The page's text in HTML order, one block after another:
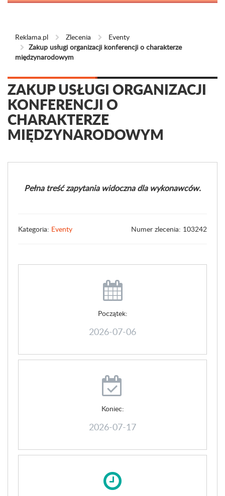
Reklama.pl Zlecenia
Eventy
Zakup usługi organizacji konferencji o charakterze
międzynarodowym
ZAKUP USŁUGI ORGANIZACJI
KONFERENCJI O
CHARAKTERZE
MIĘDZYNARODOWYM
Pełna treść zapytania widoczna dla wykonawców.
Kategoria: Eventy Numer zlecenia: 103242
Początek:
2026-07-06
Koniec:
2026-07-17